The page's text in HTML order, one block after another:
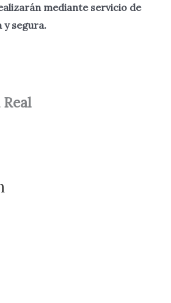
mediante servicio de
y segura.
Real